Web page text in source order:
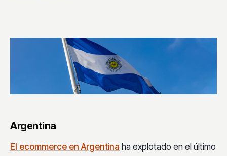
Argentina
El ecommerce en Argentina ha explotado en el último